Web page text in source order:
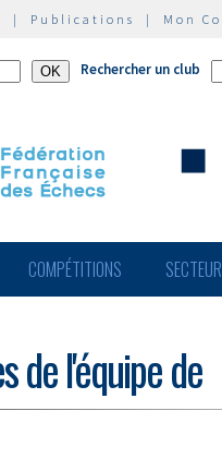
| Publications | Mon
Rechercher un club
COMPÉTITIONS
de l'équipe de